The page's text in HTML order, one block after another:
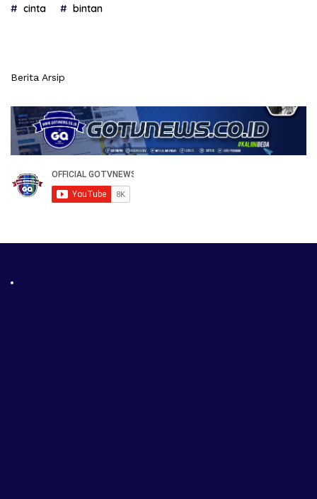
cinta bintan
Berita Arsip